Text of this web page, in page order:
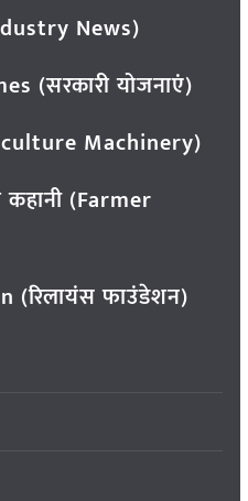
News)
(सरकारी योजनाएं)
Machinery)
(Farmer
(रिलायंस फाउंडेशन)